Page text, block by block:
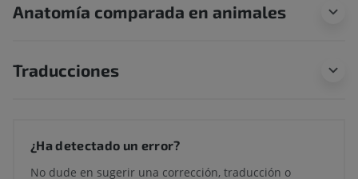
Anatomía comparada en animales
Traducciones
¿Ha detectado un error?
No dude en sugerir una corrección, traducción o